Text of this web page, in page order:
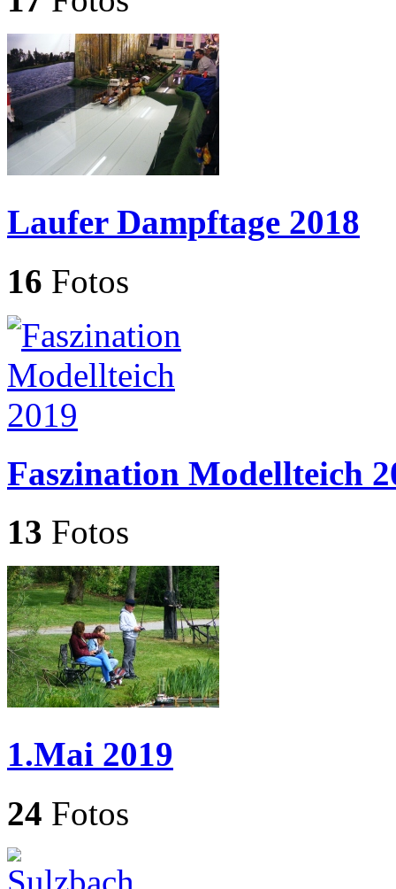
Laufer Dampftage 2018
16 Fotos
Faszination Modellteich
13 Fotos
1.Mai 2019
24 Fotos